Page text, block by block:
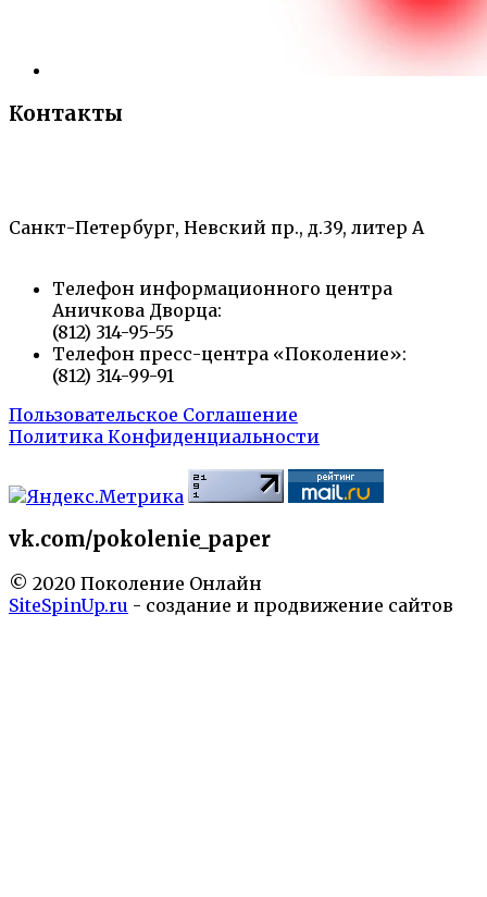
Контакты
Санкт-Петербург, Невский пр., д.39, литер А
Телефон информационного центра
Аничкова Дворца:
(812) 314-95-55
Телефон пресс-центра «Поколение»:
(812) 314-99-91
Пользовательское Соглашение
Политика Конфиденциальности
vk.com/pokolenie_paper
© 2020 Поколение Онлайн
SiteSpinUp.ru - создание и продвижение сайтов